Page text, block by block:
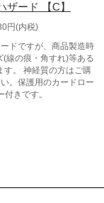
ザード 【C】
円(内税)
ドですが、商品製造時
(線の痕・角すれ)等ある
す。 神経質の方はご購
。保護用のカードロー
付きです。